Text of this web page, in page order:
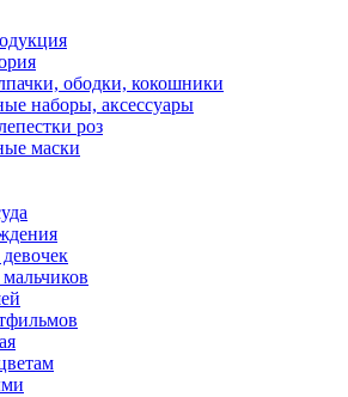
ободки, кокошники
наборы, аксессуары
роз
маски